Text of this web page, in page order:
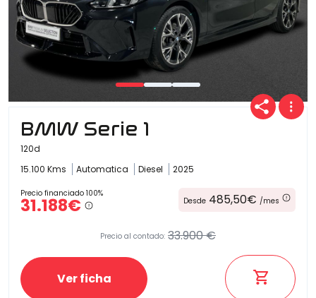
BMW Serie 1
120d
15.100 Kms
Automatica Diesel 2025
Precio financiado 100%
31.188€ Desde 485,50€ /mes
Precio al contado: 33.900 €
Ver ficha